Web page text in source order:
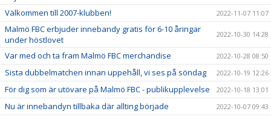
Välkommen till 2007-klubben! 2022-11-07 11:07
Malmö FBC erbjuder innebandy gratis för 6-10 åringar
under höstlovet
2022-10-30 14:28
Var med och ta fram Malmö FBC merchandise 2022-10-28 08:50
Sista dubbelmatchen innan uppehåll, vi ses på söndag 2022-10-19 12:26
För dig som är utövare på Malmö FBC - publikupplevelse 2022-10-18 13:01
Nu är innebandyn tillbaka där allting började 2022-10-07 09:43